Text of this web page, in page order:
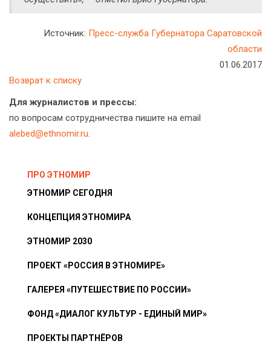
Источник: Пресс-служба Губернатора Саратовской
области
01.06.2017
Возврат к списку
Для журналистов и прессы:
по вопросам сотрудничества пишите на email
alebed@ethnomir.ru.
ПРО ЭТНОМИР
ЭТНОМИР СЕГОДНЯ
КОНЦЕПЦИЯ ЭТНОМИРА
ЭТНОМИР 2030
ПРОЕКТ «РОССИЯ В ЭТНОМИРЕ»
ГАЛЕРЕЯ «ПУТЕШЕСТВИЕ ПО РОССИИ»
ФОНД «ДИАЛОГ КУЛЬТУР - ЕДИНЫЙ МИР»
ПРОЕКТЫ ПАРТНЁРОВ